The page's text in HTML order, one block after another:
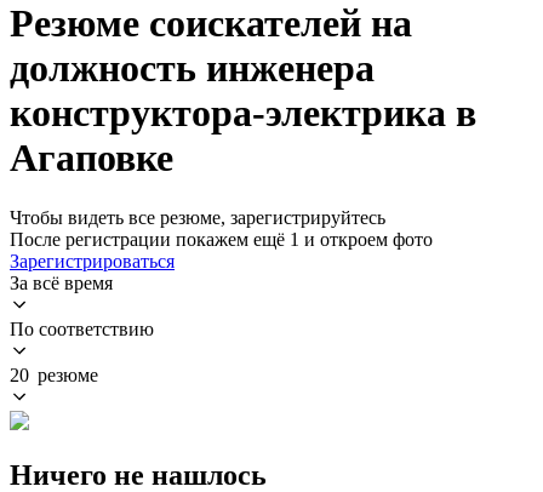
Резюме соискателей на
должность инженера
конструктора-электрика в
Агаповке
Чтобы видеть все резюме, зарегистрируйтесь
После регистрации покажем ещё 1 и откроем фото
Зарегистрироваться
За всё время
По соответствию
20 резюме
Ничего не нашлось